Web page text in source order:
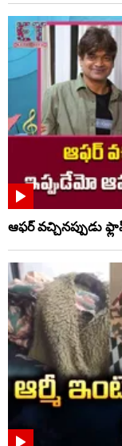
ఆఫర్ వచ్చినప్పుడు